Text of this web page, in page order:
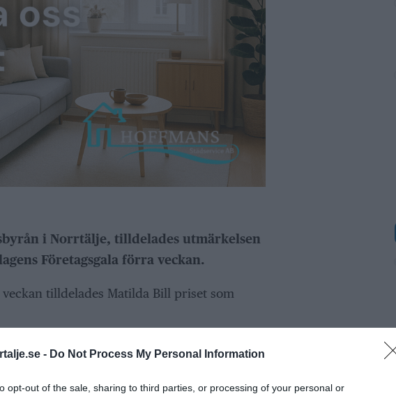
- Do Not Process My Personal Information
opt-out of the sale, sharing to third parties, or processing of your personal or
i Norrtälje, tilldelades utmärkelsen
Företagsgala förra veckan.
veckan tilldelades Matilda Bill priset som
och var dessutom nominerad till Norrtelje
som tilldelades Björn Pettersson från